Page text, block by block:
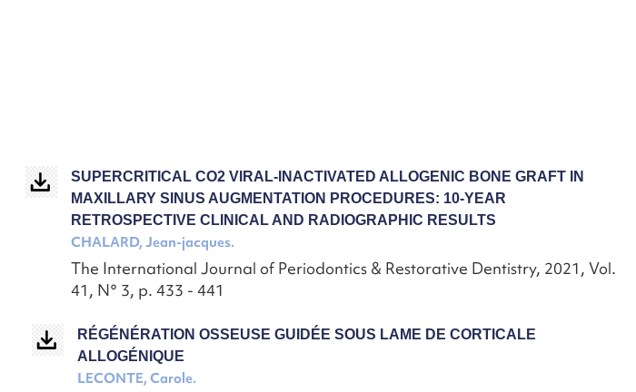
SUPERCRITICAL CO2 VIRAL-INACTIVATED ALLOGENIC BONE GRAFT IN
MAXILLARY SINUS AUGMENTATION PROCEDURES: 10-YEAR
RETROSPECTIVE CLINICAL AND RADIOGRAPHIC RESULTS
CHALARD, Jean-jacques.
The International Journal of Periodontics & Restorative Dentistry, 2021, Vol.
41, N° 3, p. 433 - 441
RÉGÉNÉRATION OSSEUSE GUIDÉE SOUS LAME DE CORTICALE
ALLOGÉNIQUE
LECONTE, Carole.